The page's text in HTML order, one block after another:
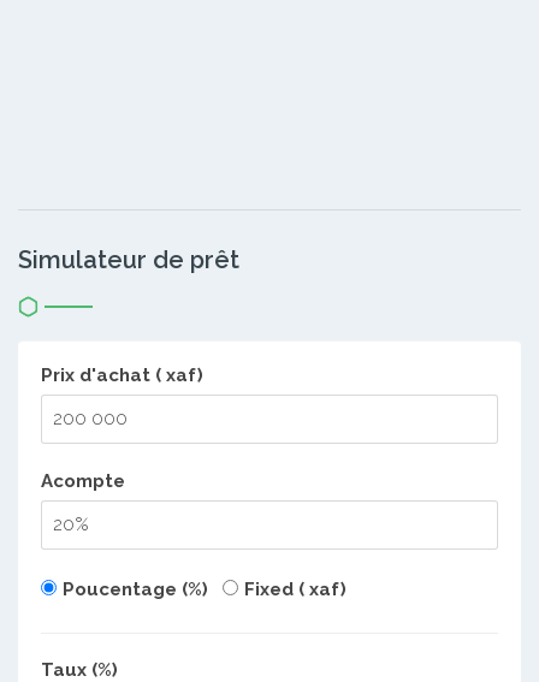
Simulateur de prêt
Prix d'achat ( xaf)
Acompte
Poucentage (%) Fixed ( xaf)
Taux (%)